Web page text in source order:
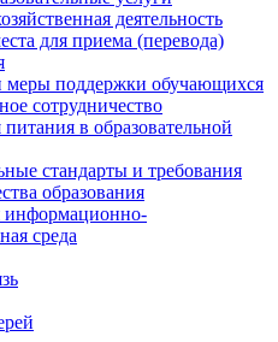
деятельность
для приема (перевода)
меры поддержки обучающихся
сотрудничество
в образовательной
стандарты и требования
образования
информационно-
среда